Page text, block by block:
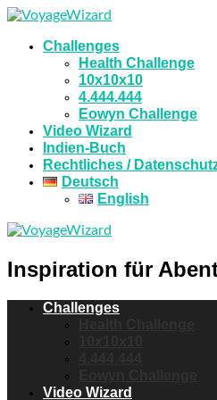
Challenges
Health Challenge
10x10x10
4.444.444
Eowyn Challenge
Video Wizard
Indien-Buch
Rechtliches /
Deutsch
English
Inspiration für
Challenges
Video Wizard